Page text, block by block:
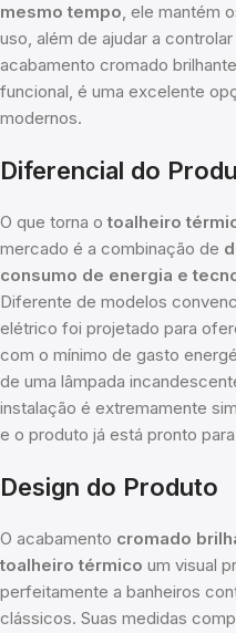
mesmo tempo, ele mantém
uso, além de ajudar a
acabamento cromado
funcional, é uma excelente
modernos.
Diferencial do
O que torna o toalheiro
mercado é a combinação de
consumo de energia e
Diferente de modelos
elétrico foi projetado para
com o mínimo de gasto
de uma lâmpada
instalação é extremamente
e o produto já está pronto
Design do Produto
O acabamento cromado
toalheiro térmico um visual
perfeitamente a banheiros
clássicos. Suas medidas